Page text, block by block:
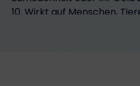
10. Wirkt auf Menschen,